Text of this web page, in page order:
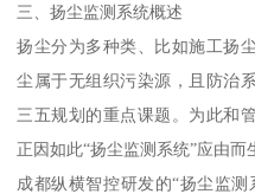
三、扬尘监测系统概述
扬尘分为多种类、比如施工扬
尘属于无组织污染源，且防治
三五规划的重点课题。为此和
正因如此“扬尘监测系统”应由而
成都纵横智控研发的“扬尘监